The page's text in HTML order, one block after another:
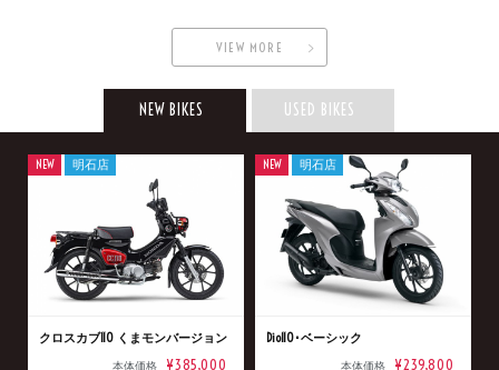
VIEW MORE
NEW BIKES USED BIKES
クロスカブ110 くまモンバージョン
本体価格 ¥385,000
NEW 明石店
Dio110･ベーシック
本体価格 ¥239,800
NEW 明石店